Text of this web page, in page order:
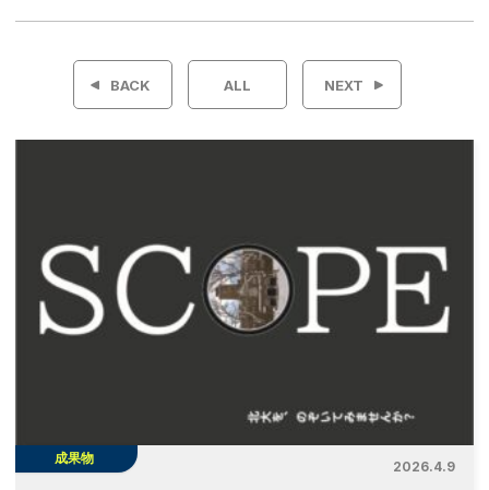
投
ー
シ
ョ
BACK ALL NEXT
成果物 2026.4.9